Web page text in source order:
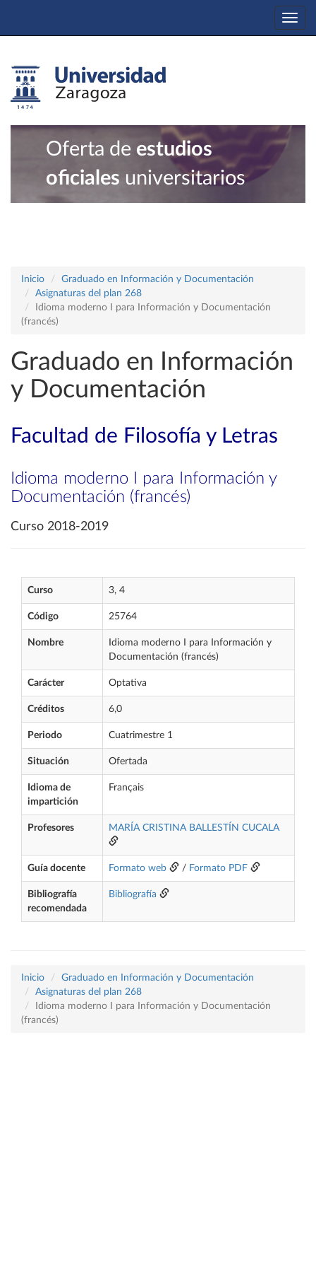
Oferta de estudios
oficiales universitarios
Inicio
Graduado en Información y Documentación
Asignaturas del plan 268
Idioma moderno I para Información y Documentación
(francés)
Graduado en Información
y Documentación
Facultad de Filosofía y Letras
Idioma moderno I para Información y
Documentación (francés)
Curso 2018-2019
Curso 3, 4
Código 25764
Nombre
Idioma moderno I para Información y
Documentación (francés)
Carácter Optativa
Créditos 6,0
Periodo Cuatrimestre 1
Situación Ofertada
Idioma de
impartición
Français
Profesores MARÍA CRISTINA BALLESTÍN CUCALA
Guía docente Formato web / Formato PDF
Bibliografía
recomendada
Bibliografía
Inicio
Graduado en Información y Documentación
Asignaturas del plan 268
Idioma moderno I para Información y Documentación
(francés)